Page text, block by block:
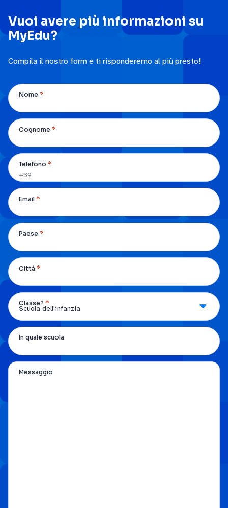
Vuoi avere più informazioni su
MyEdu?
Compila il nostro form e ti risponderemo al più presto!
Nome *
Cognome *
Telefono *
Email *
Paese *
Città *
Classe? *
In quale scuola
Messaggio